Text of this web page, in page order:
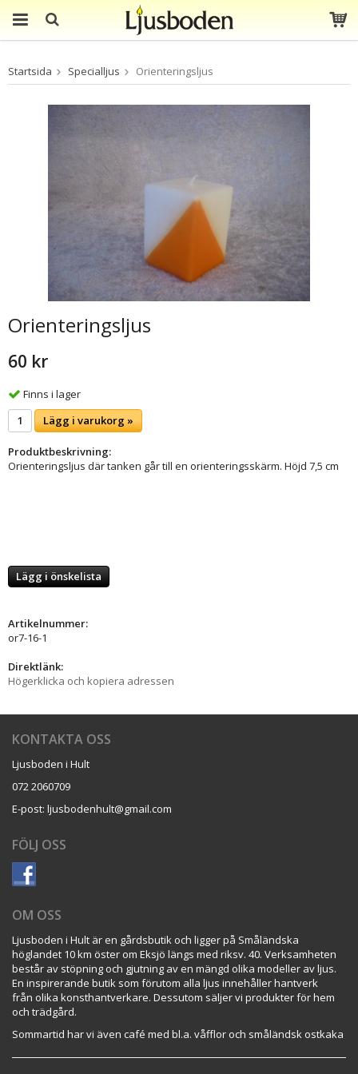
Produkten har blivit
tillagd i varukorgen
Startsida Specialljus Orienteringsljus
Orienteringsljus
60 kr
Finns i lager
Lägg i varukorg »
Produktbeskrivning:
Orienteringsljus där tanken går till en orienteringsskärm. Höjd 7,5 cm
Lägg i önskelista
Artikelnummer:
or7-16-1
Direktlänk:
Högerklicka och kopiera adressen
KONTAKTA OSS
Ljusboden i Hult
072 2060709
E-post: ljusbodenhult@gmail.com
FÖLJ OSS
OM OSS
Ljusboden i Hult är en gårdsbutik och ligger på Småländska
höglandet 10 km öster om Eksjö längs med riksv. 40. Verksamheten
består av stöpning och gjutning av en mängd olika modeller av ljus.
En inspirerande butik som förutom alla ljus innehåller hantverk
från olika konsthantverkare. Dessutom säljer vi produkter för hem
och trädgård.
Sommartid har vi även café med bl.a. våfflor och småländsk ostkaka